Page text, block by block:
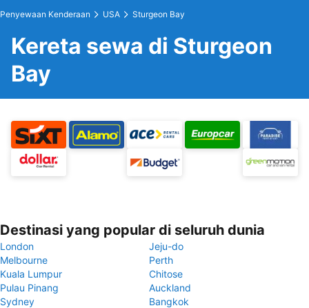
Penyewaan Kenderaan USA Sturgeon Bay
Kereta sewa di Sturgeon
Bay
Destinasi yang popular di seluruh dunia
London
Jeju-do
Melbourne
Perth
Kuala Lumpur
Chitose
Pulau Pinang
Auckland
Sydney
Bangkok